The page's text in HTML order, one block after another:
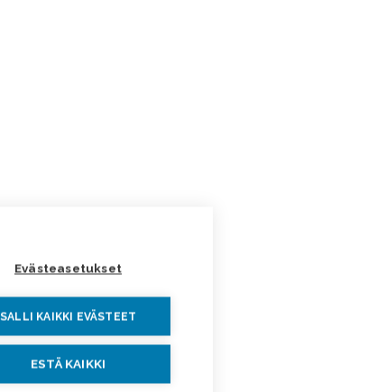
Evästeasetukset
SALLI KAIKKI EVÄSTEET
ESTÄ KAIKKI